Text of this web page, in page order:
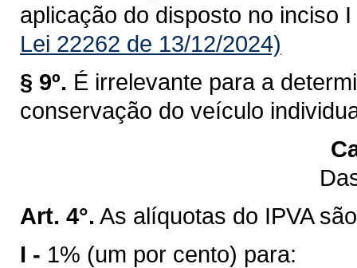
aplicação do disposto no inciso
Lei 22262 de 13/12/2024)
§ 9º. É irrelevante para a
conservação do veículo
Art. 4°. As alíquotas do IPVA
I - 1% (um por cento) para: